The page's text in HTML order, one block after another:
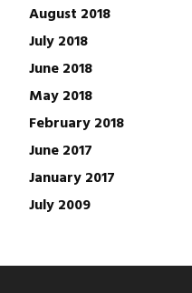
August 2018
July 2018
June 2018
May 2018
February 2018
June 2017
January 2017
July 2009